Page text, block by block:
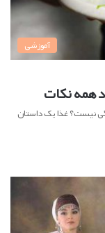
آموزشی
همه نکات
نیست؟ غذا یک داستان